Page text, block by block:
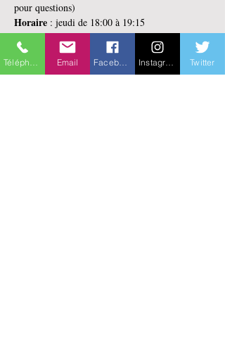
pour questions)
Horaire : jeudi de 18:00 à 19:15
Dates : (12 rencontres) du 16 septembre au 2
décembre 2021
En lire plus >
Email Twitter